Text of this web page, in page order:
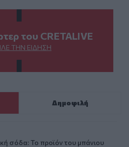
του CRETALIVE
ΤΗΝ ΕΊΔΗΣΗ
Δημοφιλή
σόδα: Το προϊόν του μπάνιου